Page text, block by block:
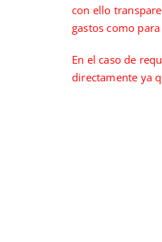
con ello
gastos como
En el caso de
directamente ya